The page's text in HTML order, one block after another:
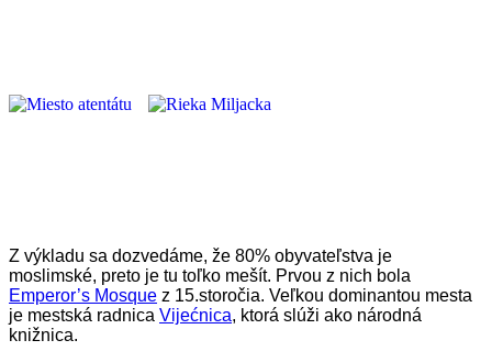
Z výkladu sa dozvedáme, že 80% obyvateľstva je
moslimské, preto je tu toľko mešít. Prvou z nich bola
Emperor’s Mosque z 15.storočia. Veľkou dominantou mesta
je mestská radnica Vijećnica, ktorá slúži ako národná
knižnica.